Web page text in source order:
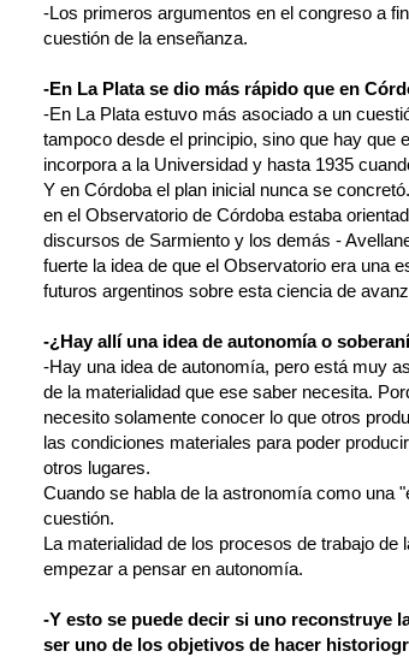
-Los primeros argumentos en el congreso a
cuestión de la enseñanza.
-En La Plata se dio más rápido que en
-En La Plata estuvo más asociado a un
tampoco desde el principio, sino que hay que
incorpora a la Universidad y hasta 1935
Y en Córdoba el plan inicial nunca se
en el Observatorio de Córdoba estaba
discursos de Sarmiento y los demás -
fuerte la idea de que el Observatorio era una
futuros argentinos sobre esta ciencia de
-¿Hay allí una idea de autonomía o
-Hay una idea de autonomía, pero está muy
de la materialidad que ese saber necesita.
necesito solamente conocer lo que otros
las condiciones materiales para poder
otros lugares.
Cuando se habla de la astronomía como una
cuestión.
La materialidad de los procesos de trabajo
empezar a pensar en autonomía.
-Y esto se puede decir si uno reconstruye
ser uno de los objetivos de hacer